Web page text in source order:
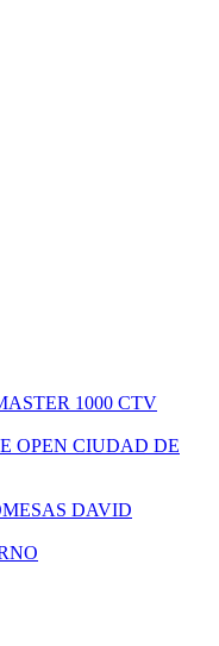
1000 CTV
OPEN CIUDAD DE
DAVID